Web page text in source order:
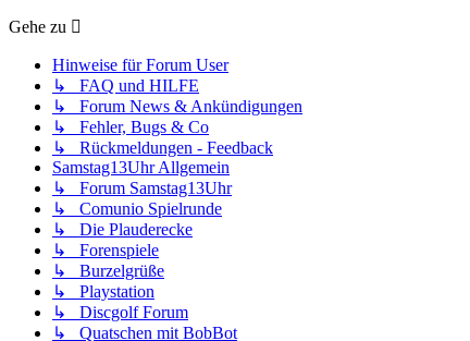
Gehe zu
Hinweise für Forum User
↳ FAQ und HILFE
↳ Forum News & Ankündigungen
↳ Fehler, Bugs & Co
↳ Rückmeldungen - Feedback
Samstag13Uhr Allgemein
↳ Forum Samstag13Uhr
↳ Comunio Spielrunde
↳ Die Plauderecke
↳ Forenspiele
↳ Burzelgrüße
↳ Playstation
↳ Discgolf Forum
↳ Quatschen mit BobBot